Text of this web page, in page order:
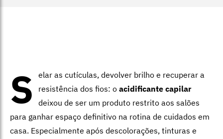
S
elar as cutículas, devolver brilho e recuperar a
resistência dos fios: o acidificante capilar
deixou de ser um produto restrito aos salões
para ganhar espaço definitivo na rotina de cuidados em
casa. Especialmente após descolorações, tinturas e